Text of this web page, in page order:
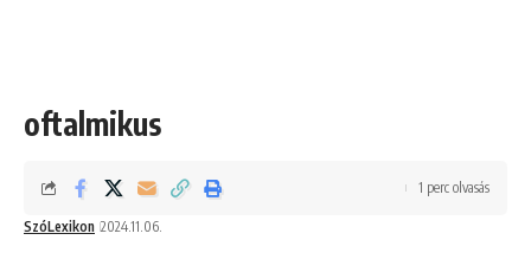
oftalmikus
SzóLexikon 2024.11.06.
1 perc olvasás